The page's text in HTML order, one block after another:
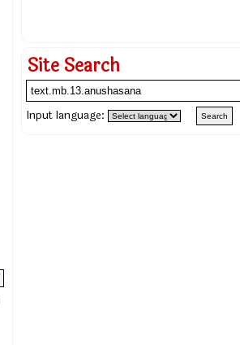
Site Search
Input language: